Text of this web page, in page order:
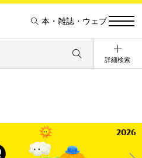
本・雑誌・ウェブ
詳細検索